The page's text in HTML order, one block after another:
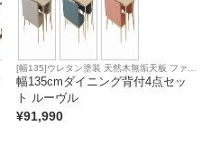
[幅135]ウレタン塗装 天然木無垢天板 ファブ
リック座面
幅135cmダイニング背付4点セッ
ト ルーヴル
¥91,990